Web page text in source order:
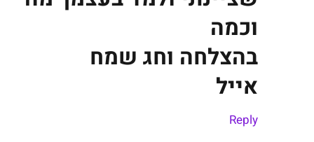
וכמה
בהצלחה וחג שמח
אייל
Reply